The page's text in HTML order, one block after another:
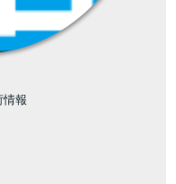
情報